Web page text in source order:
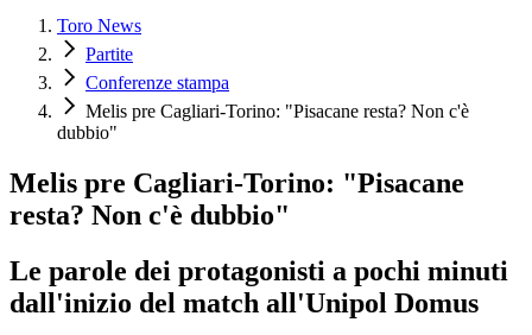
Toro News
Partite
Conferenze stampa
Melis pre Cagliari-Torino: "Pisacane resta? Non c'è
dubbio"
Melis pre Cagliari-Torino: "Pisacane
resta? Non c'è dubbio"
Le parole dei protagonisti a pochi minuti
dall'inizio del match all'Unipol Domus